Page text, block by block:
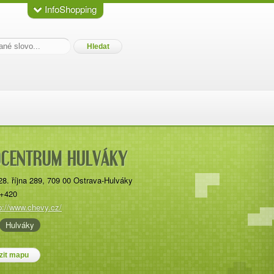
HULVÁKY
října 289, 709 00 Ostrava-Hulváky
+420
www.chevy.cz/
Hulváky
InfoShopping